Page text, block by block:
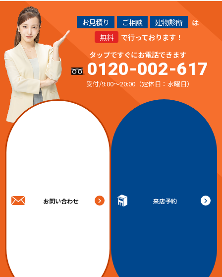
お見積り ご相談 建物診断
は
無料
で行っております！
タップですぐにお電話できます
0120-002-617
受付/9:00～20:00（定休日：水曜日）
お問い合わせ 来店予約